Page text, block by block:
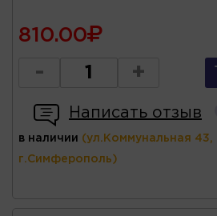
810.00
- +
Написать отзыв
в наличии (ул.Коммунальная 43,
г.Симферополь)